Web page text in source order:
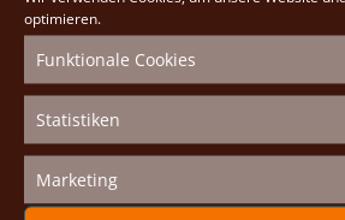
optimieren.
Funktionale Cookies
Statistiken
Marketing
t
r
n
a
t
v
Neueste Beiträge
Osterexerzitien 2026
Fastenexerzitien 2026
Weihnachten 2025
Auf den Spuren der Heiligen